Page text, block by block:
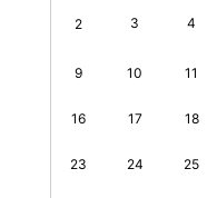
2 3 4
9 10 11
16 17 18
23 24 25